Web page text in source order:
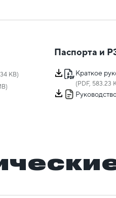
KB)
Паспорта и
Краткое
(PDF, 583.23